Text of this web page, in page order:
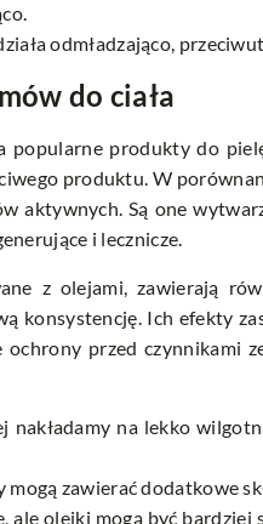
odmładzająco,
do ciała
popularne produkty do
produktu. W
aktywnych. Są one
i lecznicze.
z olejami, zawierają
konsystencję. Ich efekty
ochrony przed czynnikami
na lekko
mogą zawierać dodatkowe
olejki mogą być bardziej